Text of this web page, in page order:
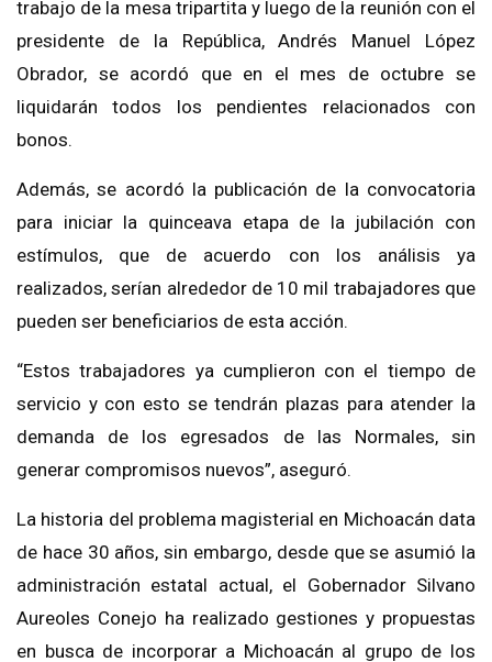
trabajo de la mesa tripartita y luego de la reunión con el
presidente de la República, Andrés Manuel López
Obrador, se acordó que en el mes de octubre se
liquidarán todos los pendientes relacionados con
bonos.
Además, se acordó la publicación de la convocatoria
para iniciar la quinceava etapa de la jubilación con
estímulos, que de acuerdo con los análisis ya
realizados, serían alrededor de 10 mil trabajadores que
pueden ser beneficiarios de esta acción.
“Estos trabajadores ya cumplieron con el tiempo de
servicio y con esto se tendrán plazas para atender la
demanda de los egresados de las Normales, sin
generar compromisos nuevos”, aseguró.
La historia del problema magisterial en Michoacán data
de hace 30 años, sin embargo, desde que se asumió la
administración estatal actual, el Gobernador Silvano
Aureoles Conejo ha realizado gestiones y propuestas
en busca de incorporar a Michoacán al grupo de los